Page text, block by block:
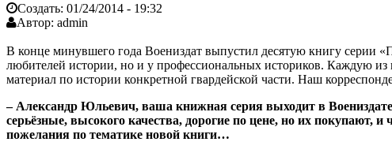
Создать: 01/24/2014 - 19:32
Автор: admin
В конце минувшего года Воениздат выпустил десятую книгу серии
любителей истории, но и у профессиональных историков. Каждую из
материал по истории конкретной гвардейской части. Наш
– Александр Юльевич, ваша книжная серия выходит в
серьёзные, высокого качества, дорогие по цене, но их покупают,
пожелания по тематике новой книги…